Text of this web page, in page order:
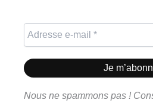
Nous ne spammons pas !